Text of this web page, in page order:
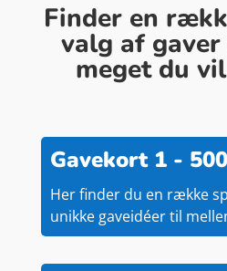
Finder en
valg af
meget du
Gavekort 1 -
Her finder du en række
unikke gaveidéer til